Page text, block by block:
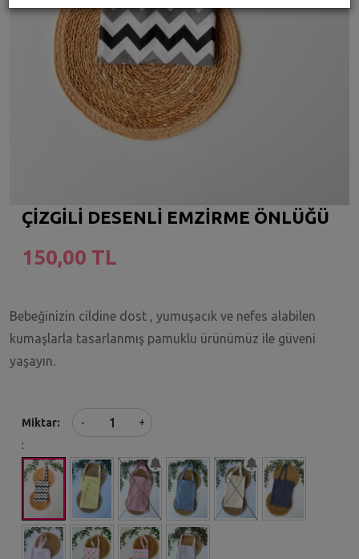
ÇİZGİLİ DESENLİ EMZİRME ÖNLÜĞÜ
150,00 TL
Bebeğinizin cildine dost , yumuşacık ve nefes alabilen
kumaşlarla tasarlanmış pamuklu ürünümüz ile güveni
yaşayın.
Miktar -
+
: